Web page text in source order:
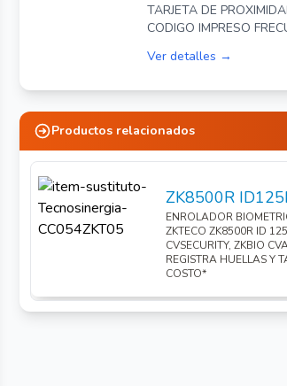
TARJETA DE
CODIGO IMPRESO
Ver detalles →
Productos relacionados
ZK8500R
ENROLADOR
ZKTECO ZK8500R ID
CVSECURITY, ZKBIO
REGISTRA HUELLAS Y
COSTO*